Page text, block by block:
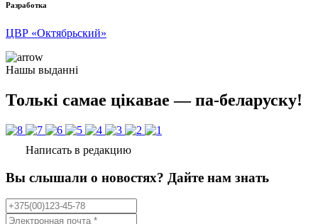
Разработка
ЦВР «Октябрьский»
Нашы выданні
Толькі самае цікавае — па-беларуску!
Написать в редакцию
Вы слышали о новостях? Дайте нам знать